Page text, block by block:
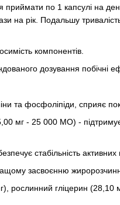
по 1 капсулі на
на рік. Подальшу
компонентів.
дозування побічні
та фосфоліпіди, сприяє
мг - 25 000 МО) -
стабільність активних
засвоєнню
рослинний гліцерин (28,10